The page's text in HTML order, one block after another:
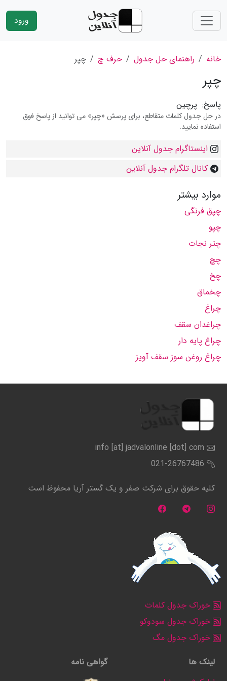
ورود
خانه راهنمای حل جدول حرف چ چپر
چپر
پاسخ: پرچین
در حل جدول کلمات متقاطع، برای پرسش «چپر» می توانید از پاسخ فوق
استفاده نمایید.
اینستاگرام جدول آنلاین
کانال تلگرام جدول آنلاین
موارد بیشتر
چپق فرنگی
چپو
چتر نجات
چچ
چخ
چخماق
چراغ
چراغدان سقف
چراغ پایه دار
چراغ روغن سوز سقف آویز
info [at] jadvalonline [dot] com
021-26767486
کلیه حقوق برای شرکت صفر و یک گستر آریا محفوظ است
خوراک جدول کلمات
خوراک جدول سودوکو
خوراک جدول مگ
لینک ها
گواهی نامه